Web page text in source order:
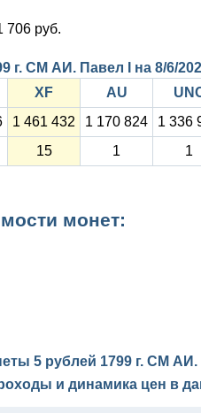
706 руб.
г. СМ АИ. Павел I на 8/6/
XF AU
1 461 432 1 170 824
1 336
15 1 1
монет:
5 рублей 1799 г. СМ АИ.
и динамика цен в